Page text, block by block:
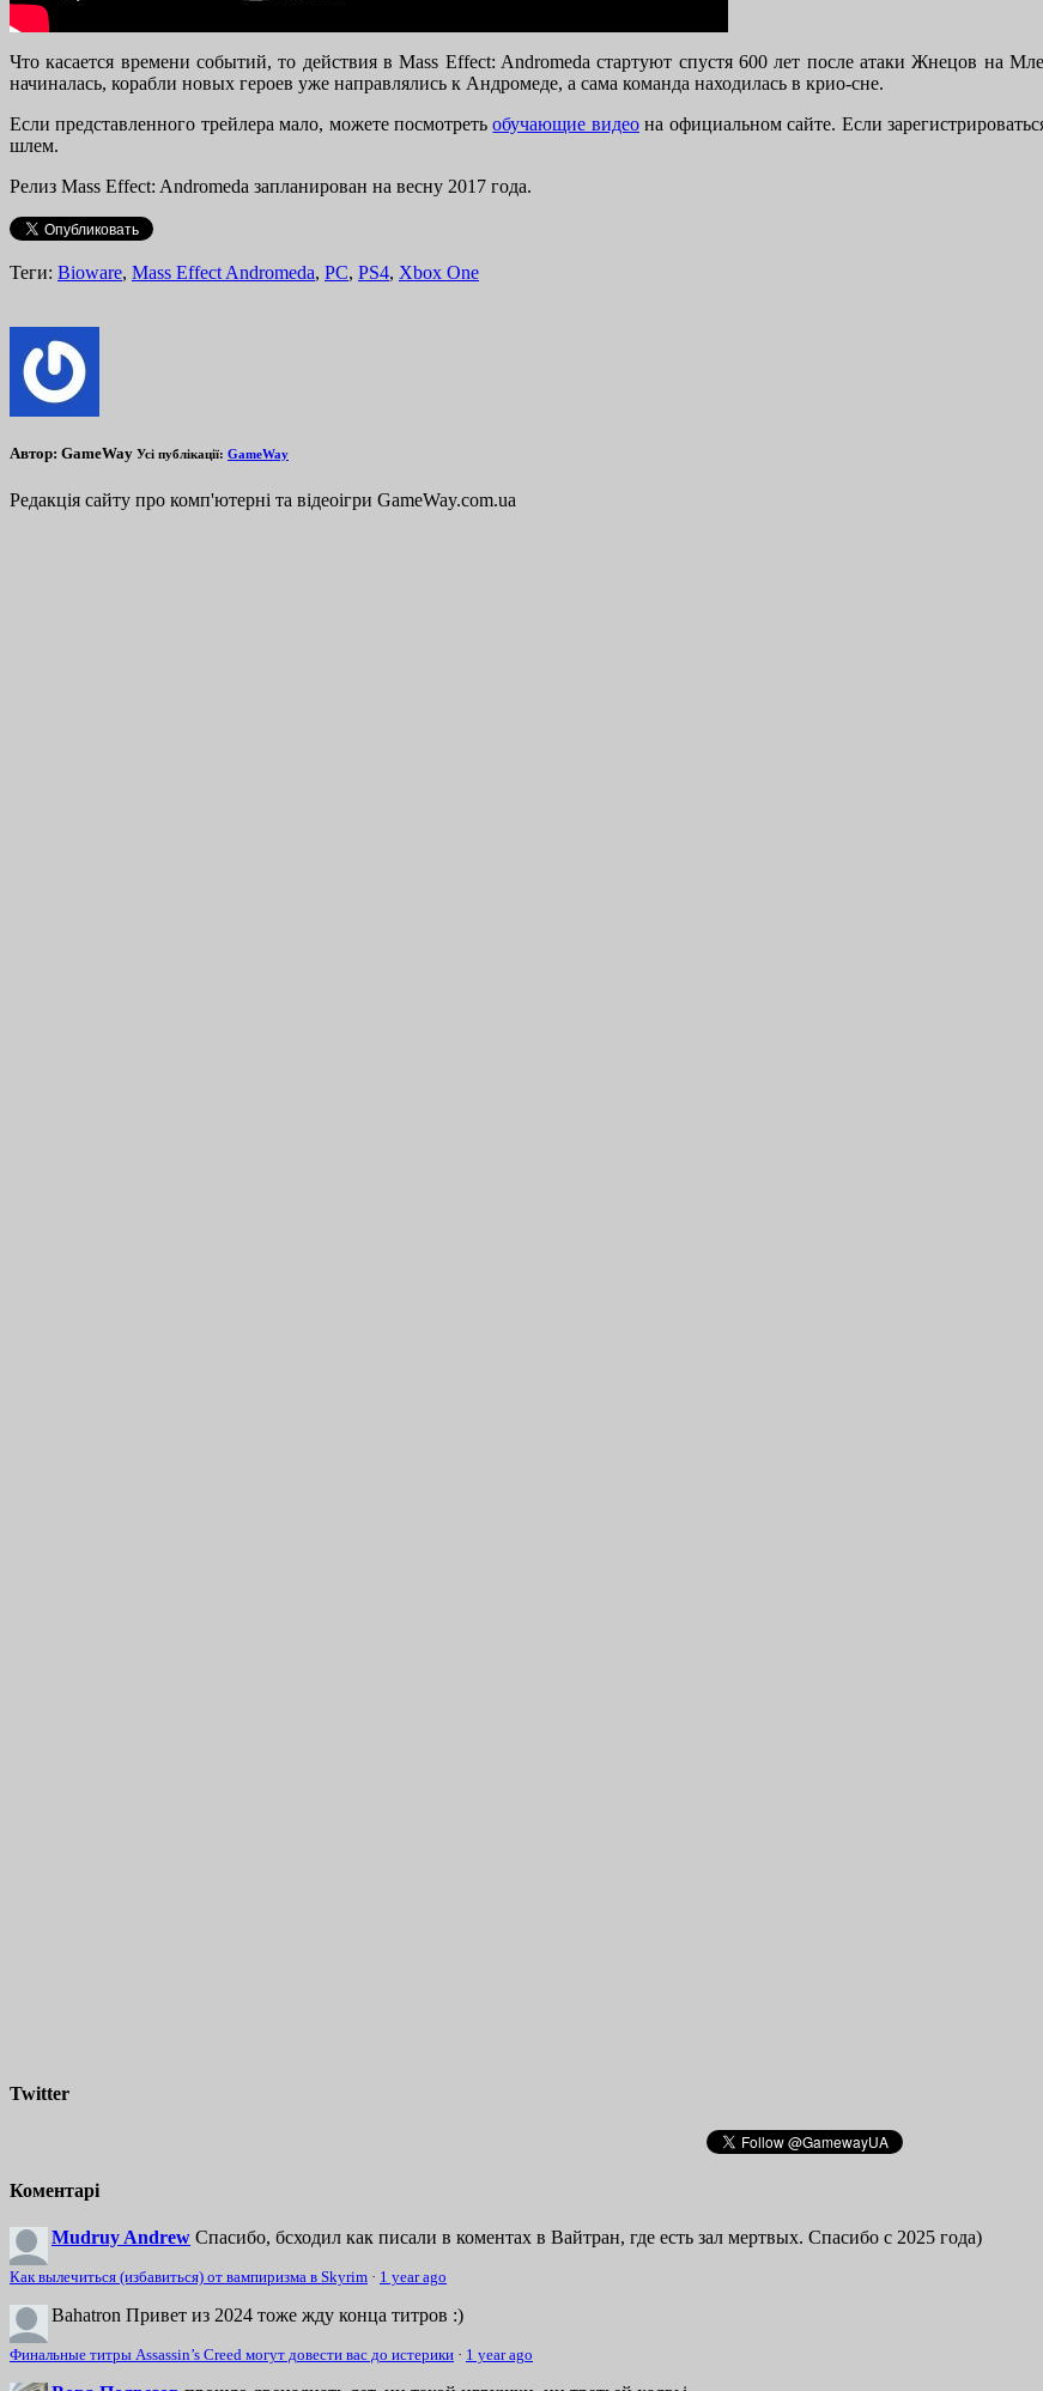
Что касается времени событий, то действия в Mass Effect: Andromeda стартуют спустя 600 лет после атаки Жнецов на
начиналась, корабли новых героев уже направлялись к Андромеде, а сама команда находилась в крио-сне.
Если представленного трейлера мало, можете посмотретьобучающие видеона официальном сайте. Если
шлем.
Релиз Mass Effect: Andromeda запланирован на весну 2017 года.
Теги: Bioware, Mass Effect Andromeda, PC, PS4, Xbox One
Автор: GameWay Усі публікації: GameWay
Редакція сайту про комп'ютерні та відеоігри GameWay.com.ua
Twitter
Коментарі
Mudruy Andrew Спасибо, бсходил как писали в коментах в Вайтран, где есть зал мертвых. Спасибо с 2025 года)
Как вылечиться (избавиться) от вампиризма в Skyrim · 1 year ago
Bahatron Привет из 2024 тоже жду конца титров :)
Финальные титры Assassin’s Creed могут довести вас до истерики · 1 year ago